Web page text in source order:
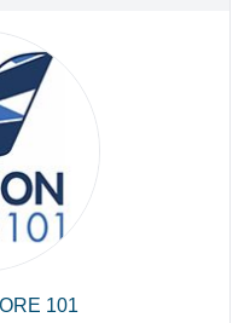
101